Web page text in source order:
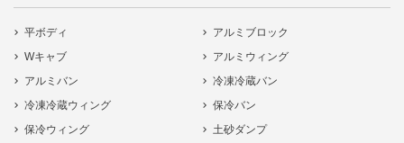
平ボディ
アルミブロック
Wキャブ
アルミウィング
アルミバン
冷凍冷蔵バン
冷凍冷蔵ウィング
保冷バン
保冷ウィング
土砂ダンプ